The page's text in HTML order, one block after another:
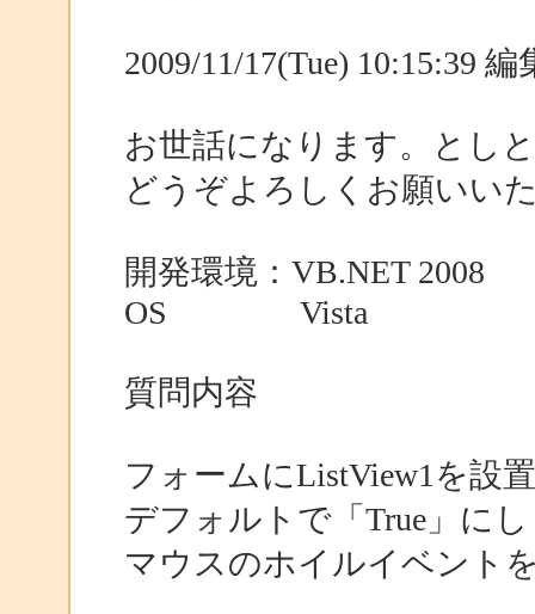
2009/11/17(Tue) 10:15:39
お世話になります。とし
どうぞよろしくお願いい
開発環境：VB.NET 2008
OS Vista
質問内容
フォームにListView1を設
デフォルトで「True」に
マウスのホイルイベント